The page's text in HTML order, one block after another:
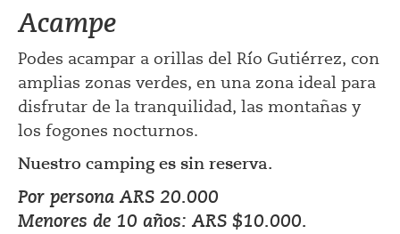
Acampe
Podes acampar a orillas del Río Gutiérrez, con
amplias zonas verdes, en una zona ideal para
disfrutar de la tranquilidad, las montañas y
los fogones nocturnos.
Nuestro camping es sin reserva.
Por persona ARS 20.000
Menores de 10 años: ARS $10.000.